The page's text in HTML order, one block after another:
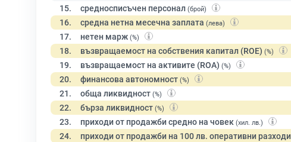
15. средносписъчен персонал (брой)
16. средна нетна месечна заплата (лева)
17. нетен марж (%)
18. възвращаемост на собствения капитал (ROE) (%)
19. възвращаемост на активите (ROA) (%)
20. финансова автономност (%)
21. обща ликвидност (%)
22. бърза ликвидност (%)
23. приходи от продажби средно на човек (хил. лв.)
24. приходи от продажби на 100 лв. оперативни разходи